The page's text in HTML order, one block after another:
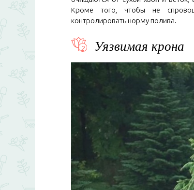
Кроме того, чтобы не
контролировать норму полива.
Уязвимая крона